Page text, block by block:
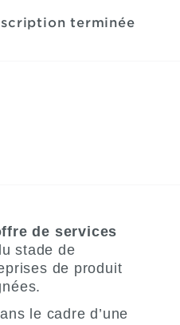
terminée
de services
stade de
de produit
le cadre d’une